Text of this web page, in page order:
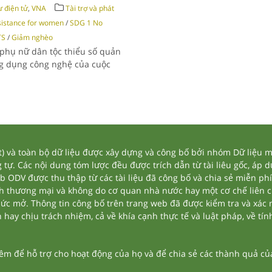
điện tử, VNA
Tài trợ và phát
for women/SDG 1 No
/Giảm nghèo
nữ dân tộc thiểu số quản
dụng công nghệ của cuộc
toàn bộ dữ liệu được xây dựng và công bố bởi nhóm Dữ liệu
Các nội dung tóm lược đều được trích dẫn từ tài liêu gốc, áp
ODV được thu thập từ các tài liệu đã công bố và chia sẻ miễn
mại và không do cơ quan nhà nước hay một cơ chế liên
mở. Thông tin công bố trên trang web đã được kiểm tra và xác
chịu trách nhiệm, cả về khía cạnh thực tế và luật pháp, về
để hỗ trợ cho hoạt động của họ và để chia sẻ các thành quả